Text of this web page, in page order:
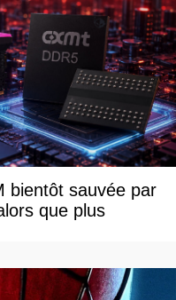
bientôt sauvée par
que plus